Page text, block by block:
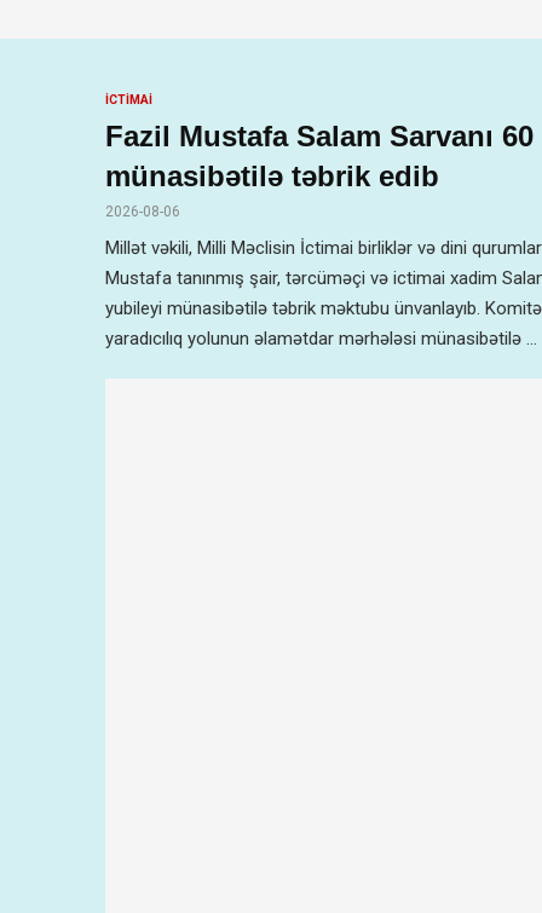
İCTİMAİ
Fazil Mustafa Salam Sarvanı
münasibətilə təbrik edib
2026-08-06
Millət vəkili, Milli Məclisin İctimai birliklər və dini
Mustafa tanınmış şair, tərcüməçi və ictimai xadim
yubileyi münasibətilə təbrik məktubu ünvanlayıb.
yaradıcılıq yolunun əlamətdar mərhələsi münasibətilə …